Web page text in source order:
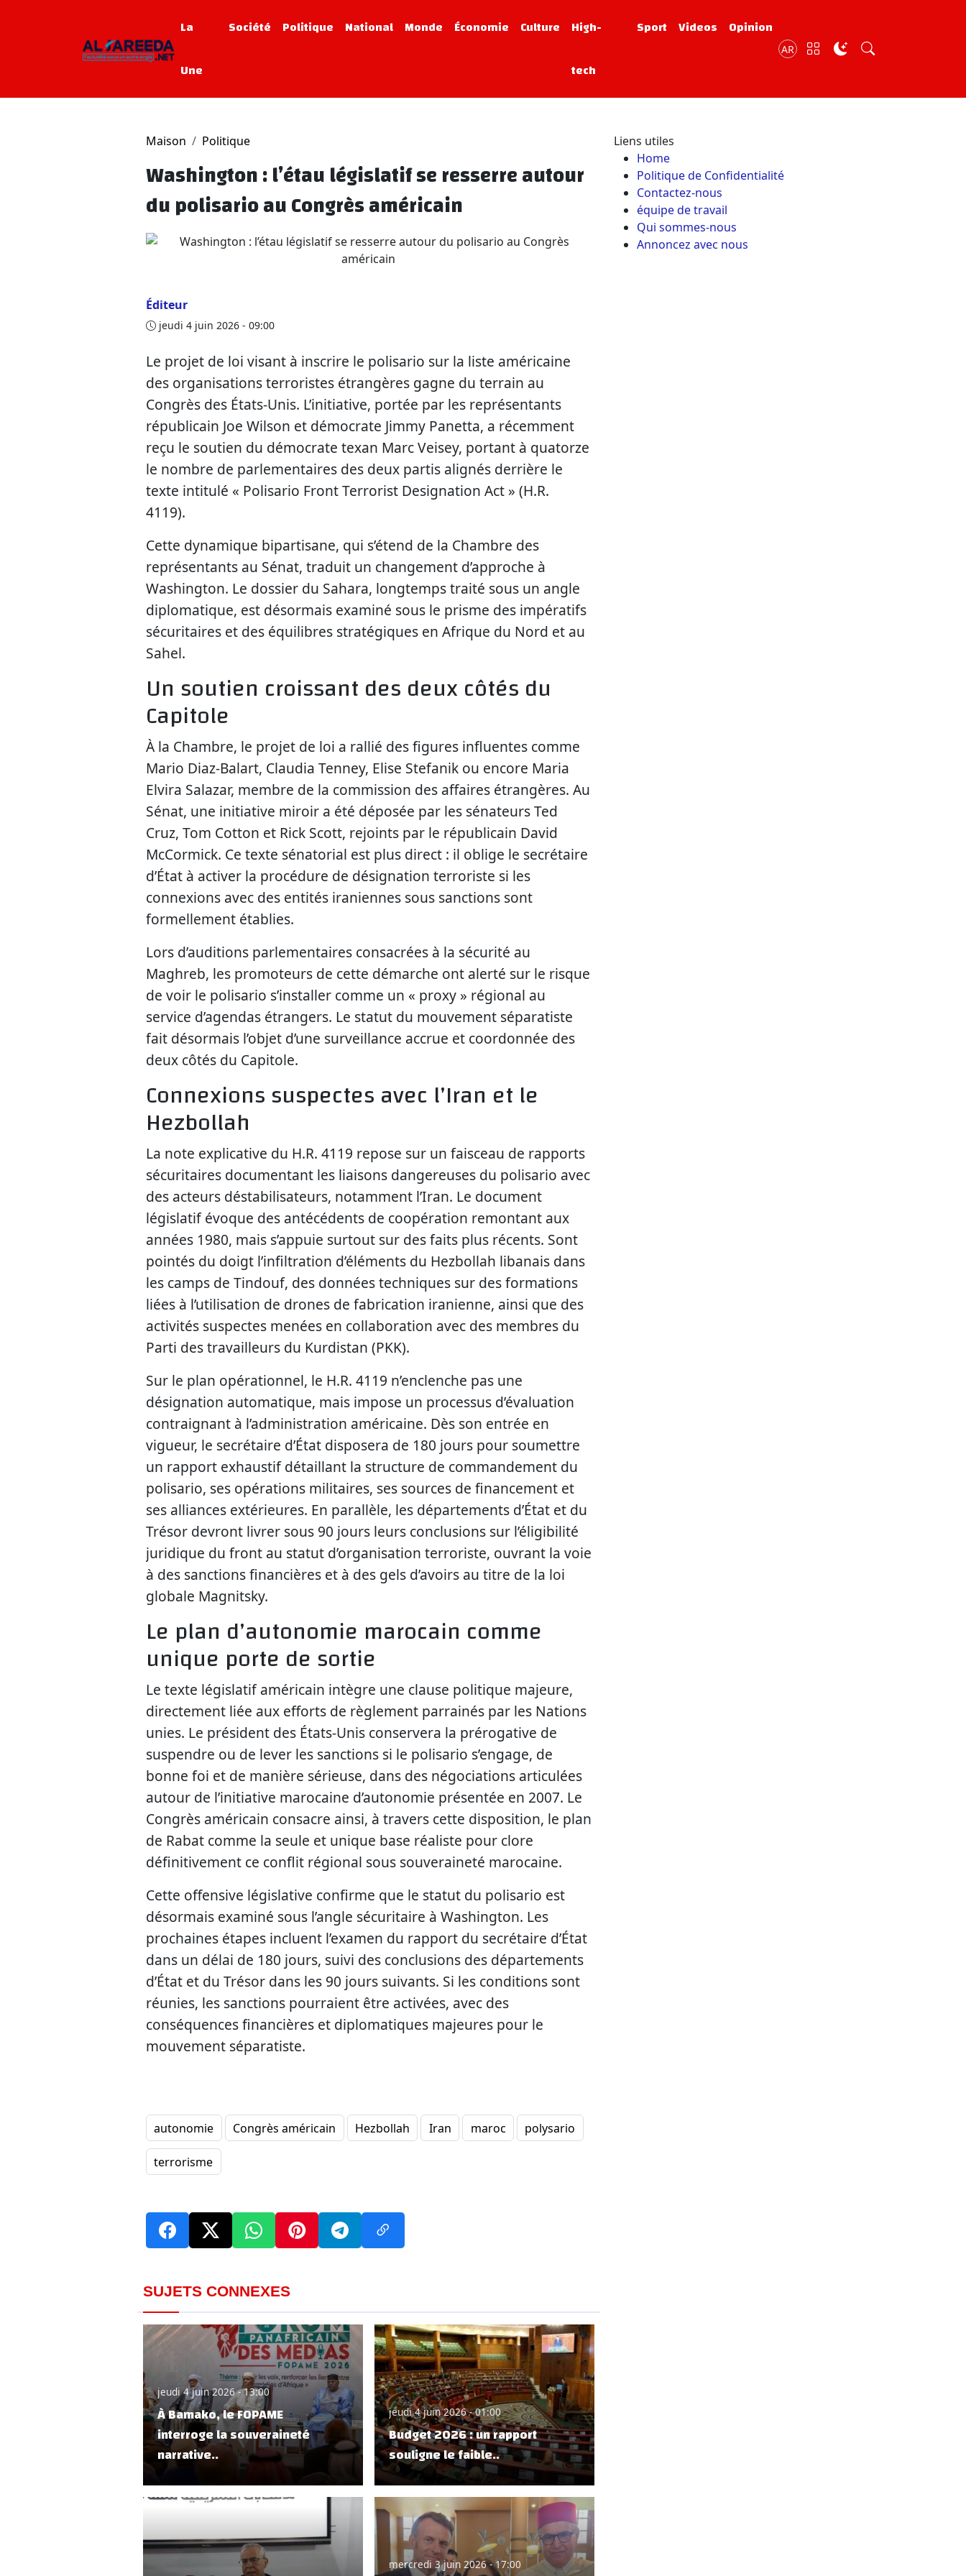
La
Une
Société Politique National Monde Économie Culture High-
tech
Sport Videos Opinion
AR
Maison Politique
Washington : l’étau législatif se resserre autour
du polisario au Congrès américain
Éditeur
jeudi 4 juin 2026 - 09:00
Le projet de loi visant à inscrire le polisario sur la liste américaine
des organisations terroristes étrangères gagne du terrain au
Congrès des États-Unis. L’initiative, portée par les représentants
républicain Joe Wilson et démocrate Jimmy Panetta, a récemment
reçu le soutien du démocrate texan Marc Veisey, portant à quatorze
le nombre de parlementaires des deux partis alignés derrière le
texte intitulé « Polisario Front Terrorist Designation Act » (H.R.
4119).
Cette dynamique bipartisane, qui s’étend de la Chambre des
représentants au Sénat, traduit un changement d’approche à
Washington. Le dossier du Sahara, longtemps traité sous un angle
diplomatique, est désormais examiné sous le prisme des impératifs
sécuritaires et des équilibres stratégiques en Afrique du Nord et au
Sahel.
Un soutien croissant des deux côtés du
Capitole
À la Chambre, le projet de loi a rallié des figures influentes comme
Mario Diaz-Balart, Claudia Tenney, Elise Stefanik ou encore Maria
Elvira Salazar, membre de la commission des affaires étrangères. Au
Sénat, une initiative miroir a été déposée par les sénateurs Ted
Cruz, Tom Cotton et Rick Scott, rejoints par le républicain David
McCormick. Ce texte sénatorial est plus direct : il oblige le secrétaire
d’État à activer la procédure de désignation terroriste si les
connexions avec des entités iraniennes sous sanctions sont
formellement établies.
Lors d’auditions parlementaires consacrées à la sécurité au
Maghreb, les promoteurs de cette démarche ont alerté sur le risque
de voir le polisario s’installer comme un « proxy » régional au
service d’agendas étrangers. Le statut du mouvement séparatiste
fait désormais l’objet d’une surveillance accrue et coordonnée des
deux côtés du Capitole.
Connexions suspectes avec l’Iran et le
Hezbollah
La note explicative du H.R. 4119 repose sur un faisceau de rapports
sécuritaires documentant les liaisons dangereuses du polisario avec
des acteurs déstabilisateurs, notamment l’Iran. Le document
législatif évoque des antécédents de coopération remontant aux
années 1980, mais s’appuie surtout sur des faits plus récents. Sont
pointés du doigt l’infiltration d’éléments du Hezbollah libanais dans
les camps de Tindouf, des données techniques sur des formations
liées à l’utilisation de drones de fabrication iranienne, ainsi que des
activités suspectes menées en collaboration avec des membres du
Parti des travailleurs du Kurdistan (PKK).
Sur le plan opérationnel, le H.R. 4119 n’enclenche pas une
désignation automatique, mais impose un processus d’évaluation
contraignant à l’administration américaine. Dès son entrée en
vigueur, le secrétaire d’État disposera de 180 jours pour soumettre
un rapport exhaustif détaillant la structure de commandement du
polisario, ses opérations militaires, ses sources de financement et
ses alliances extérieures. En parallèle, les départements d’État et du
Trésor devront livrer sous 90 jours leurs conclusions sur l’éligibilité
juridique du front au statut d’organisation terroriste, ouvrant la voie
à des sanctions financières et à des gels d’avoirs au titre de la loi
globale Magnitsky.
Le plan d’autonomie marocain comme
unique porte de sortie
Le texte législatif américain intègre une clause politique majeure,
directement liée aux efforts de règlement parrainés par les Nations
unies. Le président des États-Unis conservera la prérogative de
suspendre ou de lever les sanctions si le polisario s’engage, de
bonne foi et de manière sérieuse, dans des négociations articulées
autour de l’initiative marocaine d’autonomie présentée en 2007. Le
Congrès américain consacre ainsi, à travers cette disposition, le plan
de Rabat comme la seule et unique base réaliste pour clore
définitivement ce conflit régional sous souveraineté marocaine.
Cette offensive législative confirme que le statut du polisario est
désormais examiné sous l’angle sécuritaire à Washington. Les
prochaines étapes incluent l’examen du rapport du secrétaire d’État
dans un délai de 180 jours, suivi des conclusions des départements
d’État et du Trésor dans les 90 jours suivants. Si les conditions sont
réunies, les sanctions pourraient être activées, avec des
conséquences financières et diplomatiques majeures pour le
mouvement séparatiste.
autonomie Congrès américain Hezbollah Iran maroc polysario
terrorisme
SUJETS CONNEXES
jeudi 4 juin 2026 - 13:00
À Bamako, le FOPAME
interroge la souveraineté
narrative..
jeudi 4 juin 2026 - 01:00
Budget 2026 : un rapport
souligne le faible..
mercredi 3 juin 2026 - 17:00
Liens utiles
Home
Politique de Confidentialité
Contactez-nous
équipe de travail
Qui sommes-nous
Annoncez avec nous